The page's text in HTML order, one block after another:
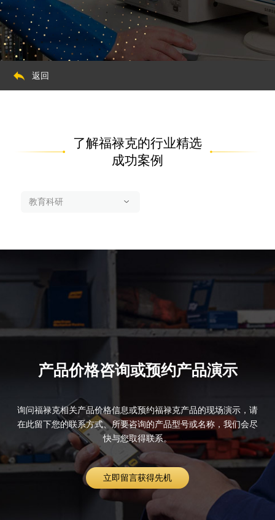
返回
了解福禄克的行业精选
成功案例
产品价格咨询或预约产品演示
询问福禄克相关产品价格信息或预约福禄克产品的现场演示，请
在此留下您的联系方式、所要咨询的产品型号或名称，我们会尽
快与您取得联系。
立即留言获得先机